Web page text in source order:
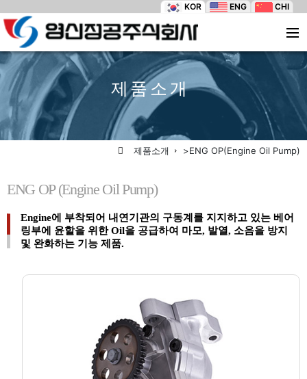
KOR ENG CHI
제품소개
제품소개 >ENG OP(Engine Oil Pump)
ENG OP (Engine Oil Pump)
Engine에 부착되어 내연기관의 구동계를 지지하고 있는 베어
링부에 윤할을 위한 Oil을 공급하여 마모, 발열, 소음을 방지
및 완화하는 기능 제품.